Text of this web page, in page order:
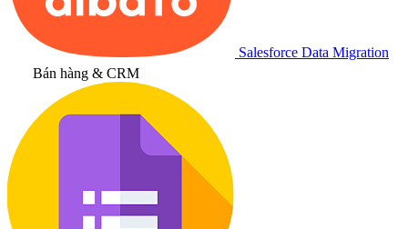
Salesforce Data Migration
Bán hàng & CRM